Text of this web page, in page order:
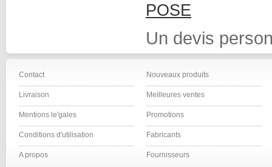
POSE
Un devis
Contact
Livraison
Mentions le'gales
Conditions d'utilisation
A propos
Nouveaux produits
Meilleures ventes
Promotions
Fabricants
Fournisseurs